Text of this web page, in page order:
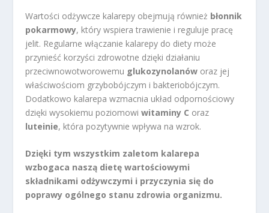
Wartości odżywcze kalarepy obejmują również błonnik
pokarmowy, który wspiera trawienie i reguluje pracę
jelit. Regularne włączanie kalarepy do diety może
przynieść korzyści zdrowotne dzięki działaniu
przeciwnowotworowemu glukozynolanów oraz jej
właściwościom grzybobójczym i bakteriobójczym.
Dodatkowo kalarepa wzmacnia układ odpornościowy
dzięki wysokiemu poziomowiwitaminy C oraz
luteinie, która pozytywnie wpływa na wzrok.
Dzięki tym wszystkim zaletom kalarepa
wzbogaca naszą dietę wartościowymi
składnikami odżywczymi i przyczynia się do
poprawy ogólnego stanu zdrowia organizmu.